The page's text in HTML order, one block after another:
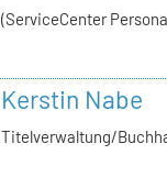
(ServiceCenter
Kerstin Nabe
Titelverwaltung/